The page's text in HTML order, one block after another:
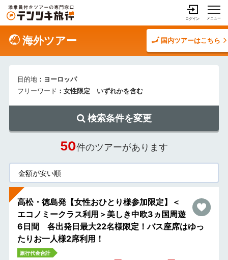
ログイン メニュー
海外ツアー 国内ツアーはこちら
目的地 ：ヨーロッパ
フリーワード ：女性限定 いずれかを含む
検索条件を変更
50件のツアーがあります
高松・徳島発【女性おひとり様参加限定】＜
エコノミークラス利用＞美しき中欧3ヵ国周遊
6日間 各出発日最大22名様限定！バス座席はゆっ
たりお一人様2席利用！
旅行代金合計